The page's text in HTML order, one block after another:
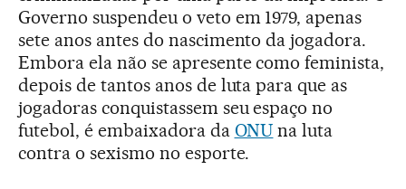
Governo suspendeu o veto em 1979, apenas
sete anos antes do nascimento da jogadora.
Embora ela não se apresente como feminista,
depois de tantos anos de luta para que as
jogadoras conquistassem seu espaço no
futebol, é embaixadora da ONU na luta
contra o sexismo no esporte.